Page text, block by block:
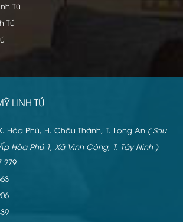
Tú
Tú
LINH TÚ
Hòa Phú, H. Châu Thành, T. Long An ( Sau
Hòa Phú 1, Xã Vĩnh Công, T. Tây Ninh )
279